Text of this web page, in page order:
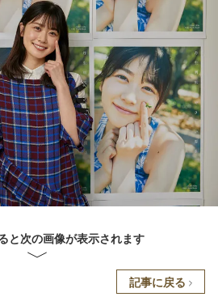
と次の画像が表示されます
記事に戻る